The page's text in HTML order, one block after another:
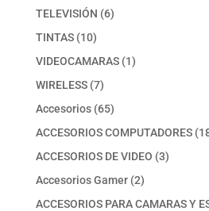
productos
TELEVISIÓN 66
TINTAS 1010
productos
VIDEOCAMARAS 11
WIRELESS 77
productos
Accesorios 6565
productos
ACCESORIOS COMPUTADORES
ACCESORIOS DE VIDEO 33
Accesorios Gamer 22
productos
ACCESORIOS PARA CAMARAS Y